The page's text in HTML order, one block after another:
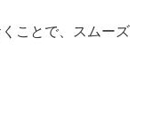
ことで、スムーズ